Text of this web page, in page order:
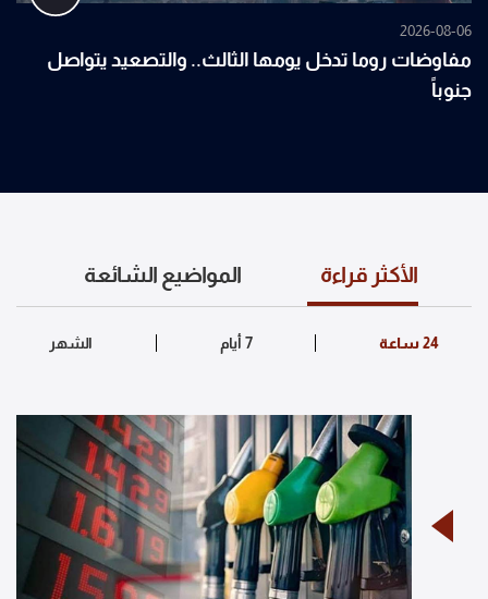
2026-08-06
مفاوضات روما تدخل يومها الثالث.. والتصعيد يتواصل
جنوباً
الأكثر قراءة المواضيع الشائعة